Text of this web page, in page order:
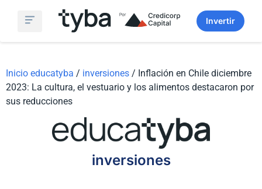
Invertir
Inicio educatyba / inversiones / Inflación en Chile diciembre
2023: La cultura, el vestuario y los alimentos destacaron por
sus reducciones
inversiones